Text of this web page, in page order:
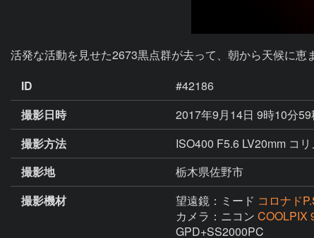
活発な活動を見せた2673黒点群が去って、朝から天候に恵
ID
#42186
撮影日時
2017年9月14日 9時10分59
撮影方法
ISO400 F5.6 LV20mm コ
撮影地
栃木県佐野市
撮影機材
望遠鏡：ミード コロナド
カメラ：ニコン COOLPIX
GPD+SS2000PC